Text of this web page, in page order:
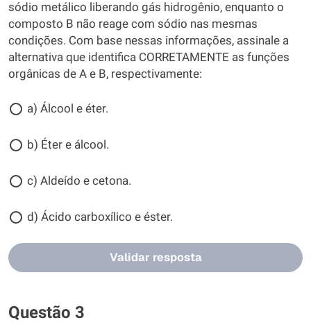
sódio metálico liberando gás hidrogênio, enquanto o
composto B não reage com sódio nas mesmas
condições. Com base nessas informações, assinale a
alternativa que identifica CORRETAMENTE as funções
orgânicas de A e B, respectivamente:
a) Álcool e éter.
b) Éter e álcool.
c) Aldeído e cetona.
d) Ácido carboxílico e éster.
Validar resposta
Questão 3